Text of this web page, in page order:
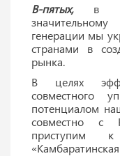
В-пятых, в
генерации мы
странами в
рынка.
В целях
совместного
потенциалом
совместно с
приступим к